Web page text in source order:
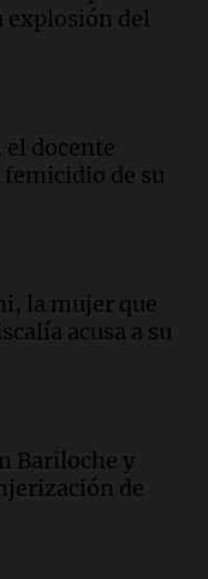
simular robo
y la
sobre el
explosión del
el docente
de su
la mujer que
acusa a su
Bariloche y
de